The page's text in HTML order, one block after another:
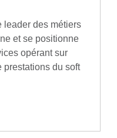
leader des métiers
et se positionne
opérant sur
prestations du soft